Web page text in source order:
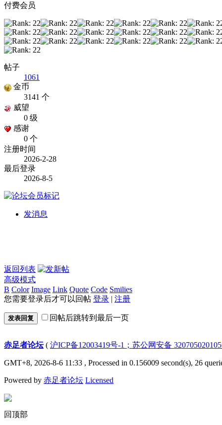
付费会员
帖子
1061
金币
3141 个
威望
0 级
感谢
0 个
注册时间
2026-2-28
最后登录
2026-8-5
发消息
返回列表
高级模式
B Color Image Link Quote Code Smilies
您需要登录后才可以回帖 登录 | 注册
发表回复 回帖后跳转到最后一页
赤足者论坛( 沪ICP备12003419号-1；苏公网安备
GMT+8, 2026-8-6 11:33 , Processed in 0.156009 second(s), 26
Powered by 赤足者论坛 Licensed
回顶部